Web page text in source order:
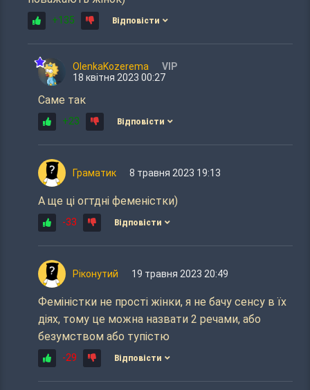
+135 Відповісти
OlenkaKozerema
VIP
18 квітня 2023 00:27
Саме так
+23 Відповісти
Граматик 8 травня 2023 19:13
А ще ці огтдні феменістки)
-33 Відповісти
Ріконутий 19 травня 2023 20:49
Феміністки не прості жінки, я не бачу сенсу в їх
діях, тому це можна назвати 2 речами, або
безумством або тупістю
-29 Відповісти